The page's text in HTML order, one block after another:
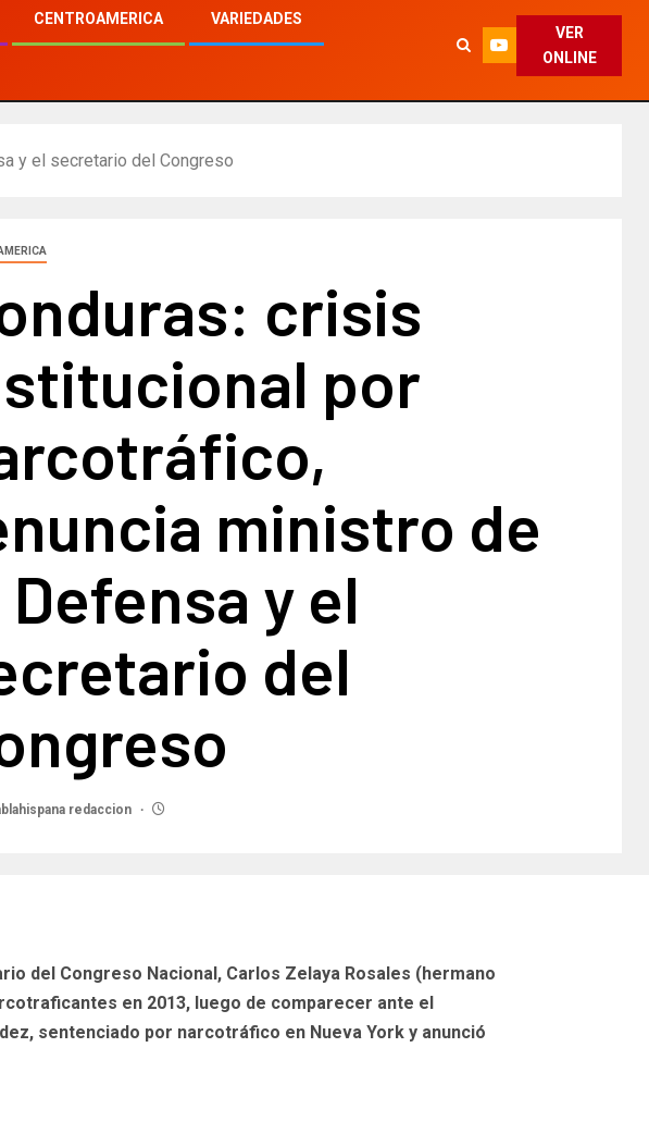
CENTROAMERICA VARIEDADES
VER
ONLINE
y el secretario del Congreso
crisis
por
ministro de
Defensa y el
del
redaccion
del Congreso Nacional, Carlos Zelaya Rosales (hermano
en 2013, luego de comparecer ante el
sentenciado por narcotráfico en Nueva York y anunció